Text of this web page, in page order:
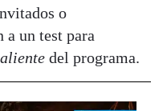
o
a un test para
del programa.